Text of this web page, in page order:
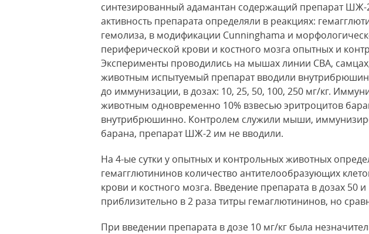
синтезированный адамантан содержащий препарат
активность препарата определяли в реакциях:
гемолиза, в модификации Cunninghama и
периферической крови и костного мозга опытных и
Эксперименты проводились на мышах линии СВА,
животным испытуемый препарат вводили
до иммунизации, в дозах: 10, 25, 50, 100, 250 мг/кг.
животным одновременно 10% взвесью эритроцитов
внутрибрюшинно. Контролем служили мыши,
барана, препарат ШЖ-2 им не вводили.
На 4-ые сутки у опытных и контрольных животных
гемагглютининов количество антителообразующих
крови и костного мозга. Введение препарата в дозах 50
приблизительно в 2 раза титры гемаглютининов, но
При введении препарата в дозе 10 мг/кг была